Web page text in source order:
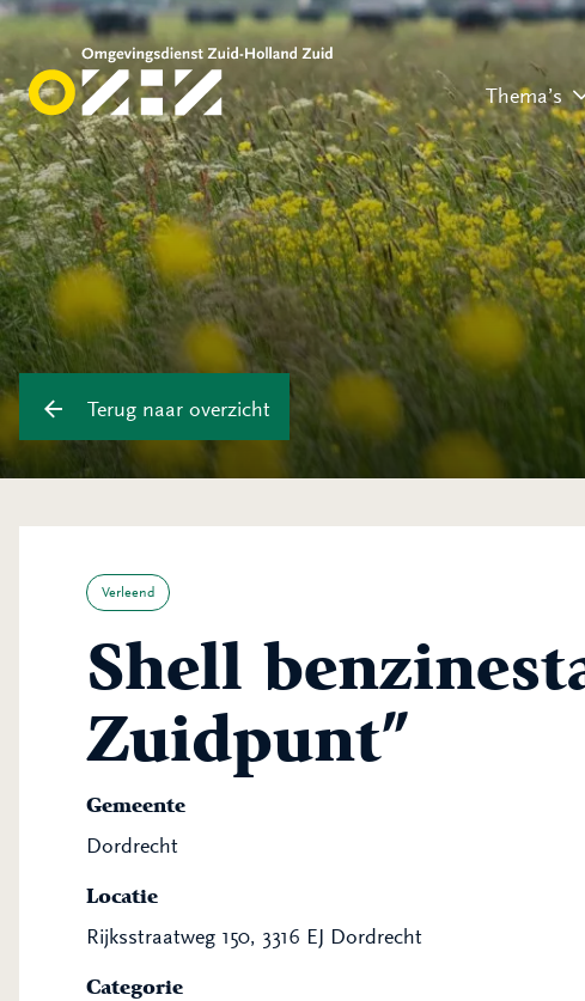
Thema’s
Terug naar overzicht
Verleend
Shell
Zuidpunt”
Gemeente
Dordrecht
Locatie
Rijksstraatweg 150, 3316 EJ Dordrecht
Categorie